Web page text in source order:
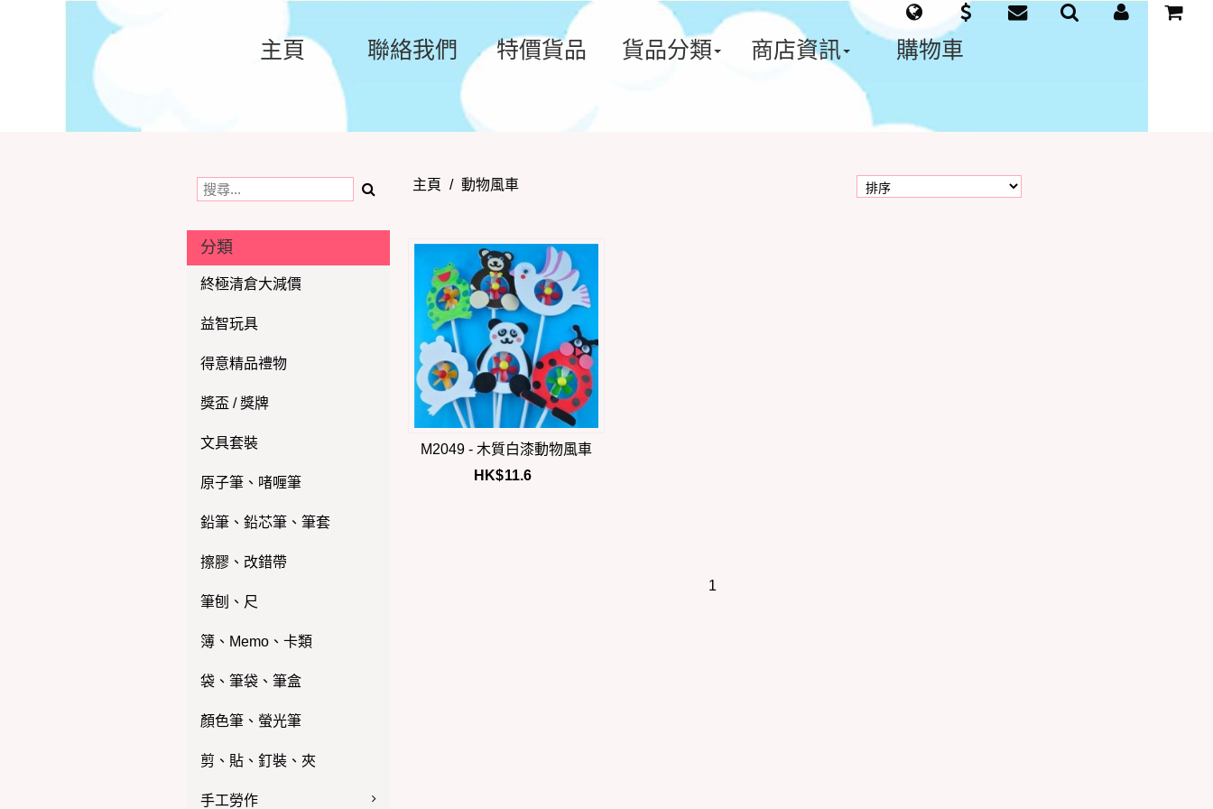
主頁 聯絡我們 特價貨品 貨品分類 商店資訊 購物車
分類
終極清倉大減價
益智玩具
得意精品禮物
獎盃 / 獎牌
文具套裝
原子筆、啫喱筆
鉛筆、鉛芯筆、筆套
擦膠、改錯帶
筆刨、尺
簿、Memo、卡類
袋、筆袋、筆盒
顏色筆、螢光筆
剪、貼、釘裝、夾
手工勞作
主頁 / 動物風車
M2049 - 木質白漆動物風車
HK$11.6
1